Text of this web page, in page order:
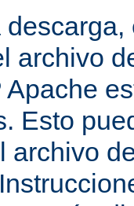
archivo
Esto
archivo